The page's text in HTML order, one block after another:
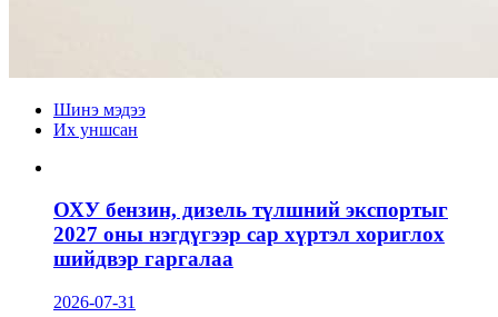
Шинэ мэдээ
Их уншсан
ОХУ бензин, дизель түлшний экспортыг
2027 оны нэгдүгээр сар хүртэл хориглох
шийдвэр гаргалаа
2026-07-31